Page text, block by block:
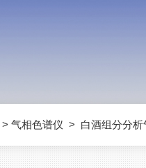
> 气相色谱仪 > 白酒组分分